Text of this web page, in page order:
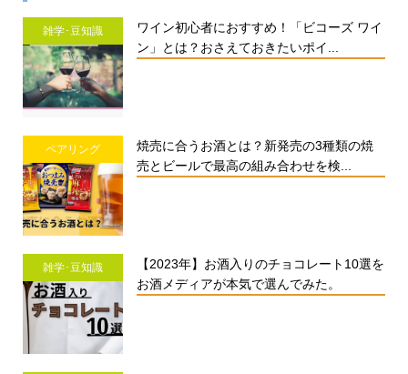
雑学･豆知識
ワイン初心者におすすめ！「ビコーズ ワイ
ン」とは？おさえておきたいポイ...
ペアリング
焼売に合うお酒とは？新発売の3種類の焼
売とビールで最高の組み合わせを検...
雑学･豆知識
【2023年】お酒入りのチョコレート10選を
お酒メディアが本気で選んでみた。